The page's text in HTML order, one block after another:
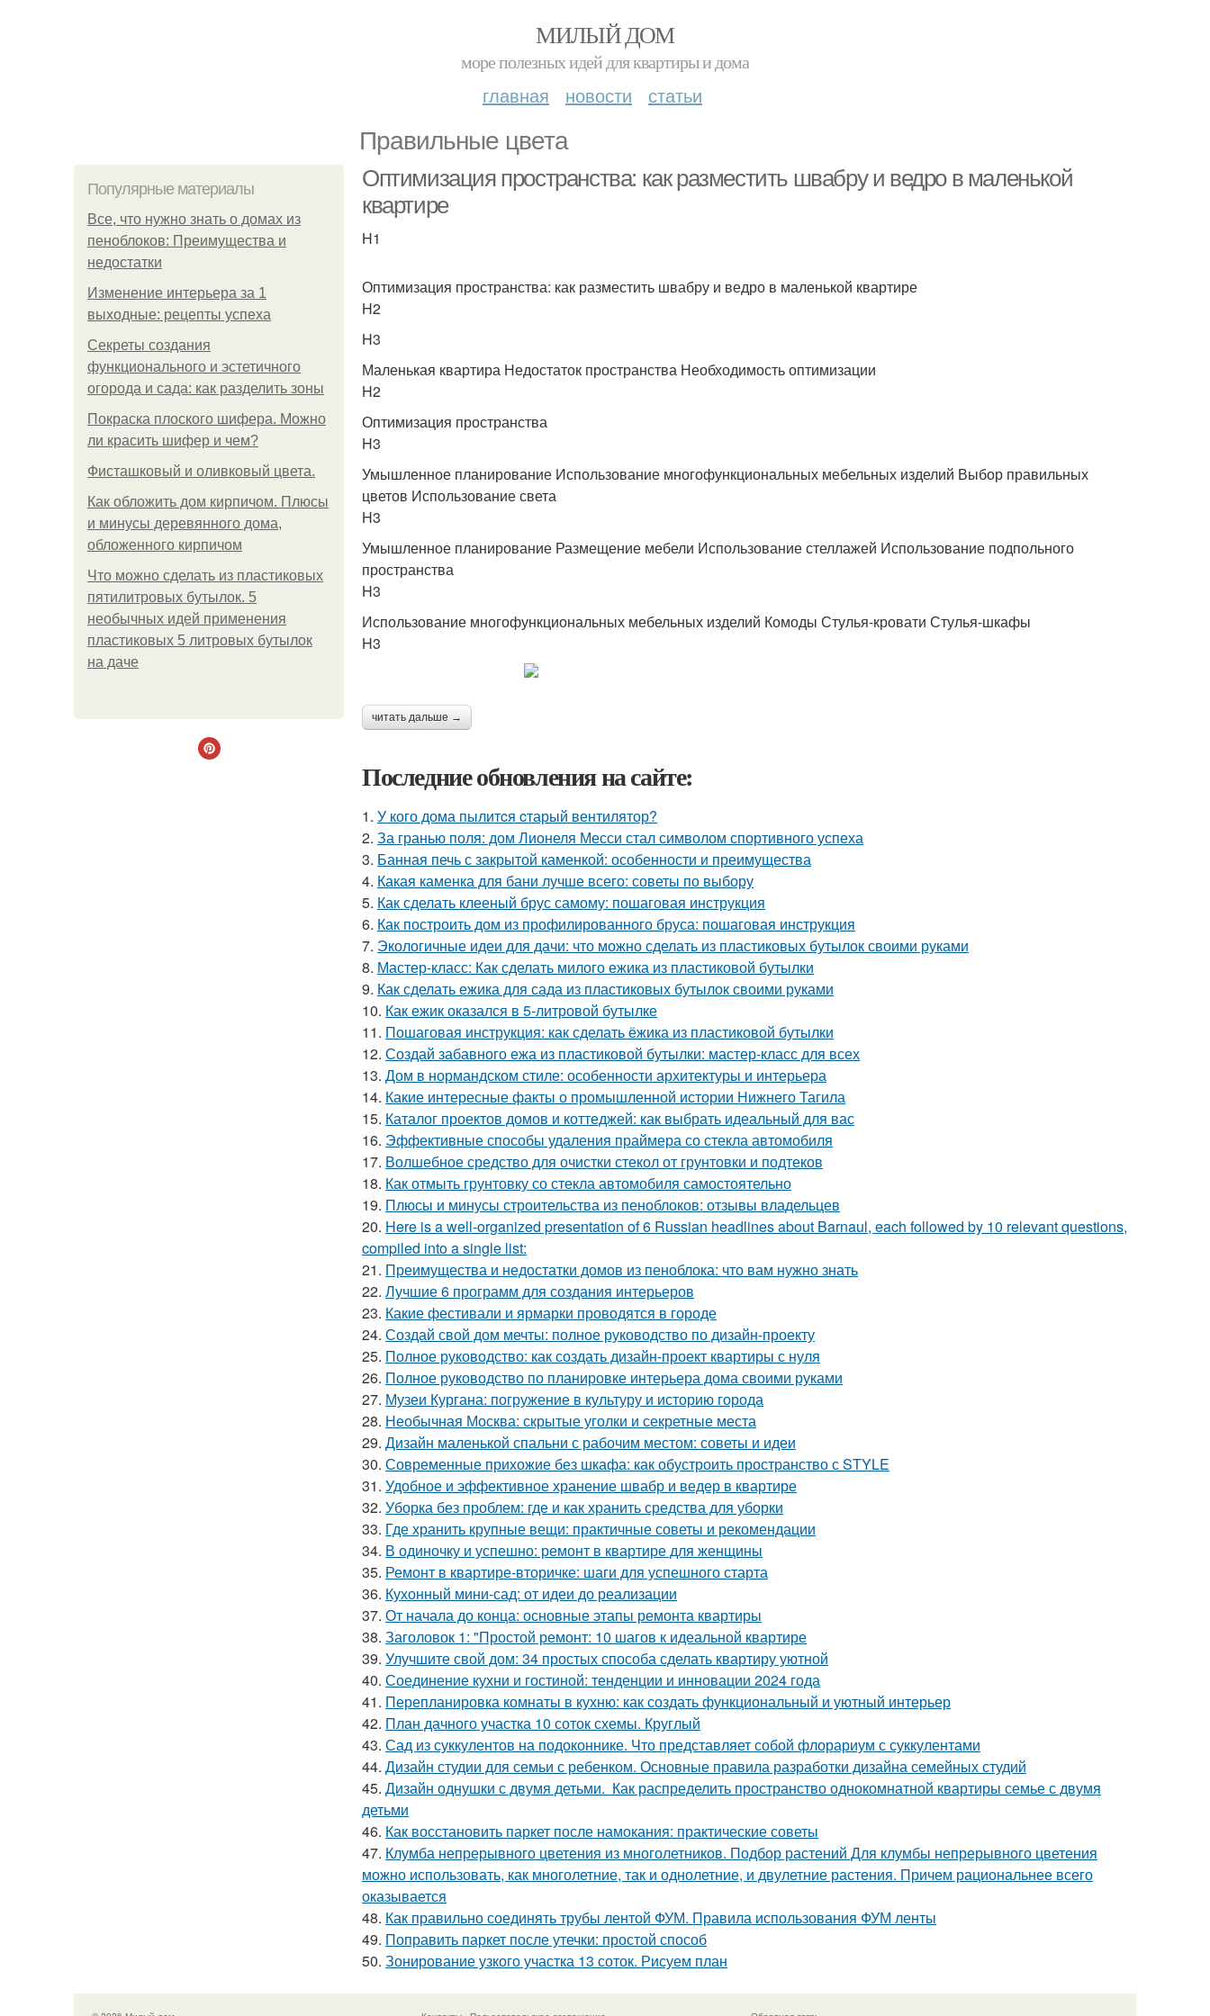
МИЛЫЙ ДОМ
море полезных идей для квартиры и дома
главная новости статьи
Правильные цвета
Популярные материалы
Все, что нужно знать о домах из
пеноблоков: Преимущества и
недостатки
Изменение интерьера за 1
выходные: рецепты успеха
Секреты создания
функционального и эстетичного
огорода и сада: как разделить зоны
Покраска плоского шифера. Можно
ли красить шифер и чем?
Фисташковый и оливковый цвета.
Как обложить дом кирпичом. Плюсы
и минусы деревянного дома,
обложенного кирпичом
Что можно сделать из пластиковых
пятилитровых бутылок. 5
необычных идей применения
пластиковых 5 литровых бутылок
на даче
Оптимизация пространства: как разместить швабру и ведро в маленькой
квартире
H1
Оптимизация пространства: как разместить швабру и ведро в маленькой квартире
H2
H3
Маленькая квартира Недостаток пространства Необходимость оптимизации
H2
Оптимизация пространства
H3
Умышленное планирование Использование многофункциональных мебельных изделий Выбор правильных
цветов Использование света
H3
Умышленное планирование Размещение мебели Использование стеллажей Использование подпольного
пространства
H3
Использование многофункциональных мебельных изделий Комоды Стулья-кровати Стулья-шкафы
H3
читать дальше →
Последние обновления на сайте:
1. У кого дома пылитcя cтарый вентилятор?
2. За гранью поля: дом Лионеля Месси стал символом спортивного успеха
3. Банная печь с закрытой каменкой: особенности и преимущества
4. Какая каменка для бани лучше всего: советы по выбору
5. Как сделать клееный брус самому: пошаговая инструкция
6. Как построить дом из профилированного бруса: пошаговая инструкция
7. Экологичные идеи для дачи: что можно сделать из пластиковых бутылок своими руками
8. Мастер-класс: Как сделать милого ежика из пластиковой бутылки
9. Как сделать ежика для сада из пластиковых бутылок своими руками
10. Как ежик оказался в 5-литровой бутылке
11. Пошаговая инструкция: как сделать ёжика из пластиковой бутылки
12. Создай забавного ежа из пластиковой бутылки: мастер-класс для всех
13. Дом в нормандском стиле: особенности архитектуры и интерьера
14. Какие интересные факты о промышленной истории Нижнего Тагила
15. Каталог проектов домов и коттеджей: как выбрать идеальный для вас
16. Эффективные способы удаления праймера со стекла автомобиля
17. Волшебное средство для очистки стекол от грунтовки и подтеков
18. Как отмыть грунтовку со стекла автомобиля самостоятельно
19. Плюсы и минусы строительства из пеноблоков: отзывы владельцев
20. Here is a well-organized presentation of 6 Russian headlines about Barnaul, each followed by 10 relevant questions,
compiled into a single list:
21. Преимущества и недостатки домов из пеноблока: что вам нужно знать
22. Лучшие 6 программ для создания интерьеров
23. Какие фестивали и ярмарки проводятся в городе
24. Создай свой дом мечты: полное руководство по дизайн-проекту
25. Полное руководство: как создать дизайн-проект квартиры с нуля
26. Полное руководство по планировке интерьера дома своими руками
27. Музеи Кургана: погружение в культуру и историю города
28. Необычная Москва: скрытые уголки и секретные места
29. Дизайн маленькой спальни с рабочим местом: советы и идеи
30. Современные прихожие без шкафа: как обустроить пространство с STYLE
31. Удобное и эффективное хранение швабр и ведер в квартире
32. Уборка без проблем: где и как хранить средства для уборки
33. Где хранить крупные вещи: практичные советы и рекомендации
34. В одиночку и успешно: ремонт в квартире для женщины
35. Ремонт в квартире-вторичке: шаги для успешного старта
36. Кухонный мини-сад: от идеи до реализации
37. От начала до конца: основные этапы ремонта квартиры
38. Заголовок 1: "Простой ремонт: 10 шагов к идеальной квартире
39. Улучшите свой дом: 34 простых способа сделать квартиру уютной
40. Соединение кухни и гостиной: тенденции и инновации 2024 года
41. Перепланировка комнаты в кухню: как создать функциональный и уютный интерьер
42. План дачного участка 10 соток схемы. Круглый
43. Сад из суккулентов на подоконнике. Что представляет собой флорариум с суккулентами
44. Дизайн студии для семьи с ребенком. Основные правила разработки дизайна семейных студий
45. Дизайн однушки с двумя детьми. Как распределить пространство однокомнатной квартиры семье с двумя
детьми
46. Как восстановить паркет после намокания: практические советы
47. Клумба непрерывного цветения из многолетников. Подбор растений Для клумбы непрерывного цветения
можно использовать, как многолетние, так и однолетние, и двулетние растения. Причем рациональнее всего
оказывается
48. Как правильно соединять трубы лентой ФУМ. Правила использования ФУМ ленты
49. Поправить паркет после утечки: простой способ
50. Зонирование узкого участка 13 соток. Рисуем план